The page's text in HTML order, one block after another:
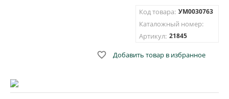
Код товара: УМ0030763
Каталожный номер:
Артикул: 21845
 Добавить товар в избранное